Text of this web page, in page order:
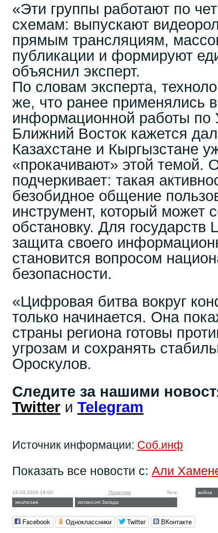
«Эти группы работают по
схемам: выпускают
прямым трансляциям,
публикации и формируют
объяснил эксперт.
По словам эксперта,
же, что ранее применялись
информационной работы по
Ближний Восток кажется
Казахстане и Кыргызстане
«прокачивают» этой темой.
подчеркивает: такая
безобидное общение
инструмент, который может
обстановку. Для государств
защита своего
становится вопросом
безопасности.
«Цифровая битва вокруг
только начинается. Она
страны региона готовы
угрозам и сохранять
Ороскулов.
Следите за нашими
Twitter и Telegram
Источник информации: Соб.инф
Показать все новости с: Али
19.03.2026 16:00 Политика Теги:
война
эксклюзив
экспансия Запада
Facebook Одноклассники Twitter ВКонтакте